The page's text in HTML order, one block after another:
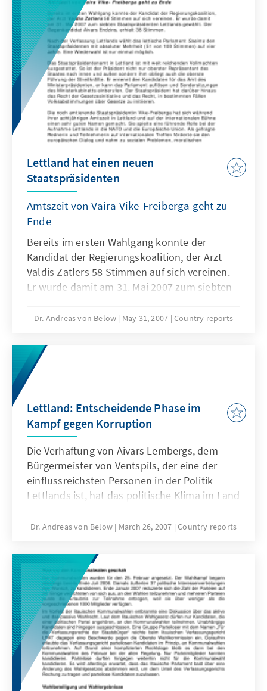
Lettland hat einen neuen
Staatspräsidenten
Amtszeit von Vaira Vike-Freiberga geht zu
Ende
Bereits im ersten Wahlgang konnte der
Kandidat der Regierungskoalition, der Arzt
Valdis Zatlers 58 Stimmen auf sich vereinen.
Er wurde damit am 31. Mai 2007 zum siebten
Gegenkandidat Aivars Endzins, erhielt 38
Dr. Andreas von Below May 31, 2007 Country reports
Lettland: Entscheidende Phase im
Kampf gegen Korruption
Die Verhaftung von Aivars Lembergs, dem
Bürgermeister von Ventspils, der eine der
einflussreichsten Personen in der Politik
Lettlands ist, hat das politische Klima im Land
Dr. Andreas von Below March 26, 2007 Country reports